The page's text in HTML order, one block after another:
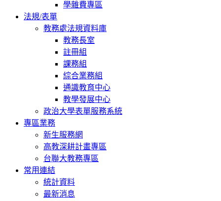
學雜費專區
法規/表單
教務處法規資料庫
教務長室
註冊組
課務組
綜合業務組
通識教育中心
教學發展中心
政治大學表單服務系統
專區業務
新生服務網
高教深耕計畫專區
台聯大教務專區
常用連結
統計資料
最新消息